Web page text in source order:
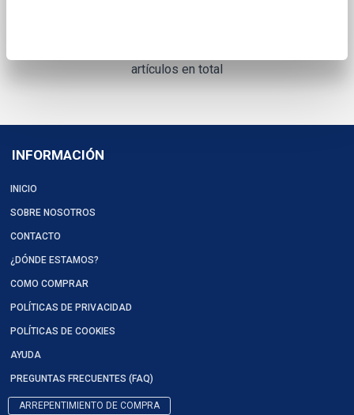
artículos en total
INFORMACIÓN
INICIO
SOBRE NOSOTROS
CONTACTO
¿DÓNDE ESTAMOS?
COMO COMPRAR
POLÍTICAS DE PRIVACIDAD
POLÍTICAS DE COOKIES
AYUDA
PREGUNTAS FRECUENTES (FAQ)
ARREPENTIMIENTO DE COMPRA